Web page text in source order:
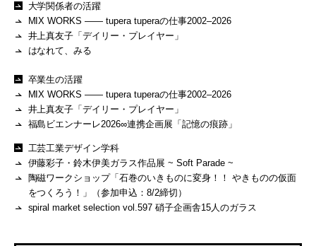
大学関係者の活躍
MIX WORKS —— tupera tuperaの仕事2002–2026
井上真友子「デイリー・プレイヤー」
はなれて、みる
卒業生の活躍
MIX WORKS —— tupera tuperaの仕事2002–2026
井上真友子「デイリー・プレイヤー」
福島ビエンナーレ2026∞連携企画展「記憶の痕跡」
工芸工業デザイン学科
伊藤彩子・鈴木伊美ガラス作品展 ~ Soft Parade ~
陶磁ワークショップ「石巻のいきものに変身！！ やきものの仮面
をつくろう！」（参加申込：8/2締切）
spiral market selection vol.597 硝子企画舎15人のガラス